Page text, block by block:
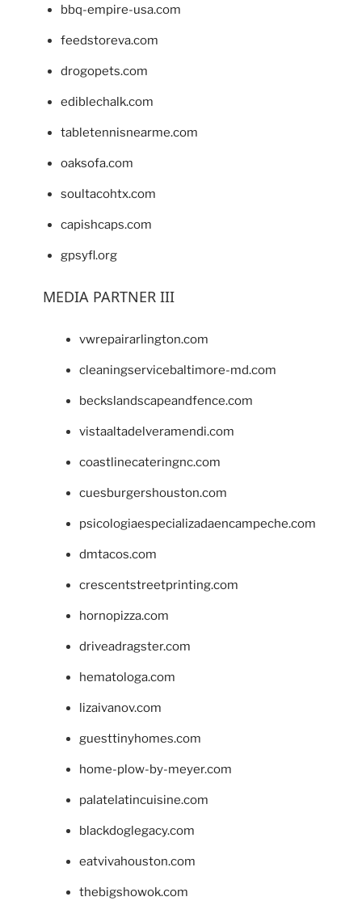
bbq-empire-usa.com
feedstoreva.com
drogopets.com
ediblechalk.com
tabletennisnearme.com
oaksofa.com
soultacohtx.com
capishcaps.com
gpsyfl.org
MEDIA PARTNER III
vwrepairarlington.com
cleaningservicebaltimore-md.com
beckslandscapeandfence.com
vistaaltadelveramendi.com
coastlinecateringnc.com
cuesburgershouston.com
psicologiaespecializadaencampeche.com
dmtacos.com
crescentstreetprinting.com
hornopizza.com
driveadragster.com
hematologa.com
lizaivanov.com
guesttinyhomes.com
home-plow-by-meyer.com
palatelatincuisine.com
blackdoglegacy.com
eatvivahouston.com
thebigshowok.com